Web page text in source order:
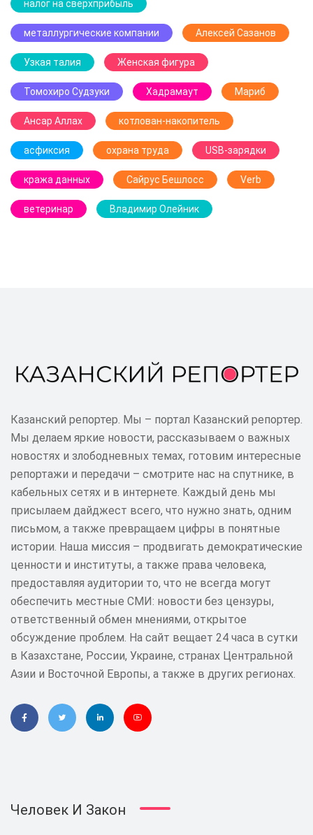
налог на сверхприбыль
металлургические компании Алексей Сазанов
Узкая талия Женская фигура
Томохиро Судзуки Хадрамаут Мариб
Ансар Аллах котлован-накопитель
асфиксия охрана труда USB-зарядки
кража данных Сайрус Бешлосс Verb
ветеринар Владимир Олейник
Казанский репортер. Мы – портал Казанский репортер.
Мы делаем яркие новости, рассказываем о важных
новостях и злободневных темах, готовим интересные
репортажи и передачи – смотрите нас на спутнике, в
кабельных сетях и в интернете. Каждый день мы
присылаем дайджест всего, что нужно знать, одним
письмом, а также превращаем цифры в понятные
истории. Наша миссия – продвигать демократические
ценности и институты, а также права человека,
предоставляя аудитории то, что не всегда могут
обеспечить местные СМИ: новости без цензуры,
ответственный обмен мнениями, открытое
обсуждение проблем. На сайт вещает 24 часа в сутки
в Казахстане, России, Украине, странах Центральной
Азии и Восточной Европы, а также в других регионах.
Человек И Закон